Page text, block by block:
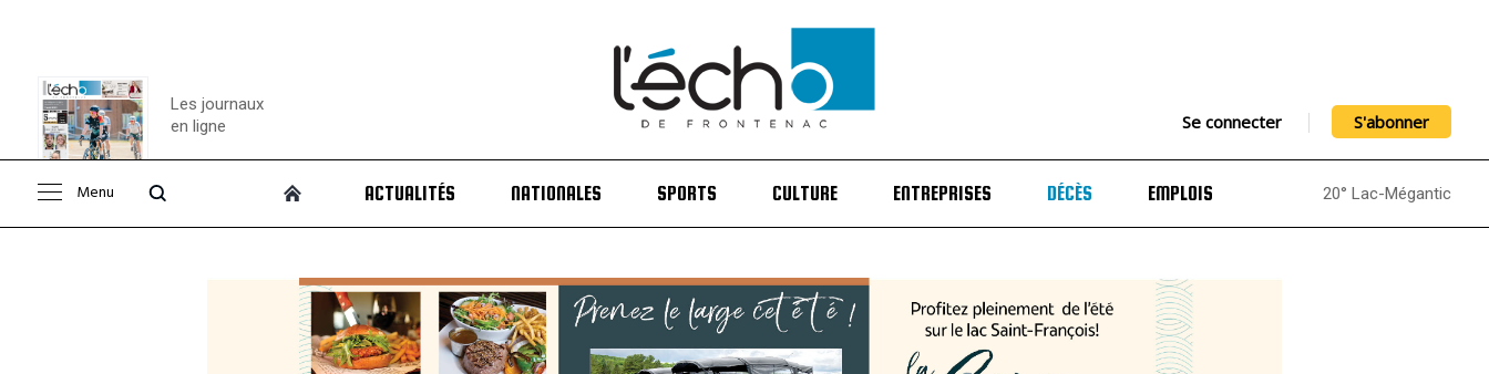
Consulter le
Les journaux
en ligne
Se connecter S'abonner
Menu ACTUALITÉS NATIONALES SPORTS CULTURE ENTREPRISES DÉCÈS EMPLOIS 20° Lac-Mégantic